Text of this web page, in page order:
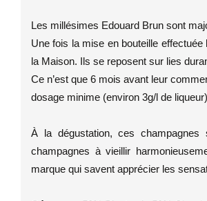
Les millésimes Edouard Brun sont
Une fois la mise en bouteille
la Maison. Ils se reposent sur lies
Ce n’est que 6 mois avant leur
dosage minime (environ 3g/l de
À la dégustation, ces
champagnes à vieillir
marque qui savent apprécier les